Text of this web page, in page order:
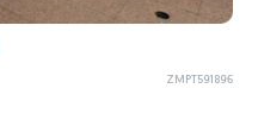
ZMPT591896